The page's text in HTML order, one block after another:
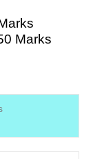
Marks